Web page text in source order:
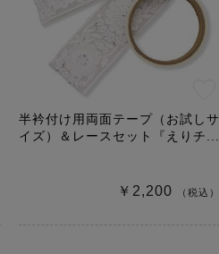
半衿付け用両面テープ（お試しサ
イズ）＆レースセット『えりチ...
￥2,200 （税込）